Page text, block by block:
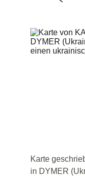
Karte
in DYMER